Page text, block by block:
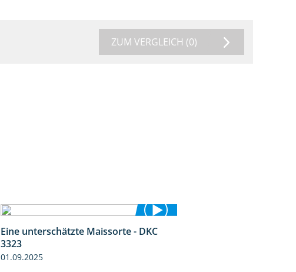
ZUM VERGLEICH (0)
2:12
Eine unterschätzte Maissorte - DKC
3323
01.09.2025